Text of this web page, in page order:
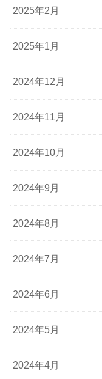
2025年2月
2025年1月
2024年12月
2024年11月
2024年10月
2024年9月
2024年8月
2024年7月
2024年6月
2024年5月
2024年4月